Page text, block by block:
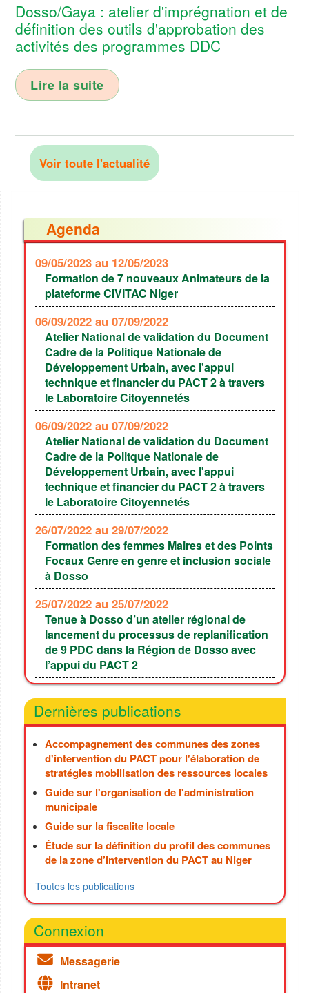
Dosso/Gaya : atelier d'imprégnation et de
définition des outils d'approbation des
activités des programmes DDC
Lire la suite
Voir toute l'actualité
Agenda
09/05/2023 au 12/05/2023
Formation de 7 nouveaux Animateurs de la
plateforme CIVITAC Niger
06/09/2022 au 07/09/2022
Atelier National de validation du Document
Cadre de la Politique Nationale de
Développement Urbain, avec l'appui
technique et financier du PACT 2 à travers
le Laboratoire Citoyennetés
06/09/2022 au 07/09/2022
Atelier National de validation du Document
Cadre de la Politque Nationale de
Développement Urbain, avec l'appui
technique et financier du PACT 2 à travers
le Laboratoire Citoyennetés
26/07/2022 au 29/07/2022
Formation des femmes Maires et des Points
Focaux Genre en genre et inclusion sociale
à Dosso
25/07/2022 au 25/07/2022
Tenue à Dosso d’un atelier régional de
lancement du processus de replanification
de 9 PDC dans la Région de Dosso avec
l’appui du PACT 2
Dernières publications
Accompagnement des communes des zones
d'intervention du PACT pour l'élaboration de
stratégies mobilisation des ressources locales
Guide sur l'organisation de l'administration
municipale
Guide sur la fiscalite locale
Étude sur la définition du profil des communes
de la zone d’intervention du PACT au Niger
Toutes les publications
Connexion
Messagerie
Intranet